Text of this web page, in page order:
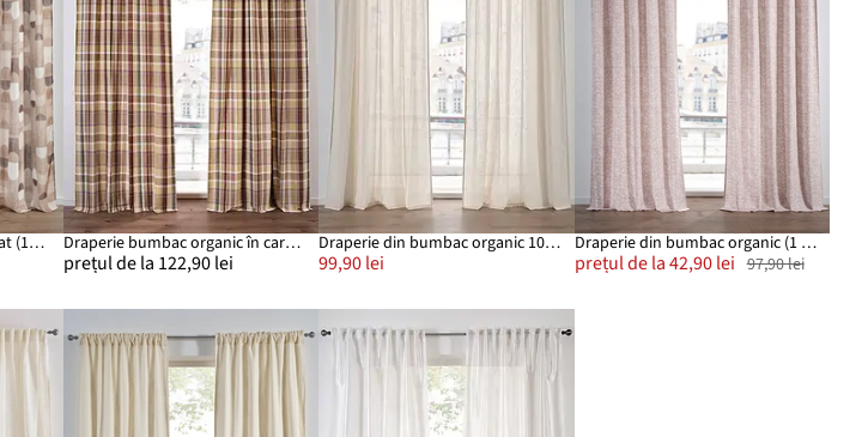
Draperie cu poliester reciclat (1buc.) Draperie bumbac organic în carouri (1 buc.)
prețul de la 122,90 lei
Draperie din bumbac organic 100% (1 buc.)
99,90 lei
Draperie din bumbac organic (1 buc.)
prețul de la 42,90 lei 97,90 lei